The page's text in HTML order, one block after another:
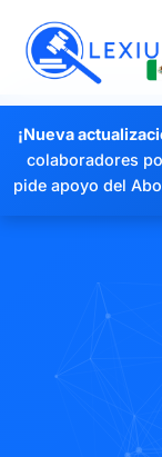
¡Nueva
colaboradores
pide apoyo del